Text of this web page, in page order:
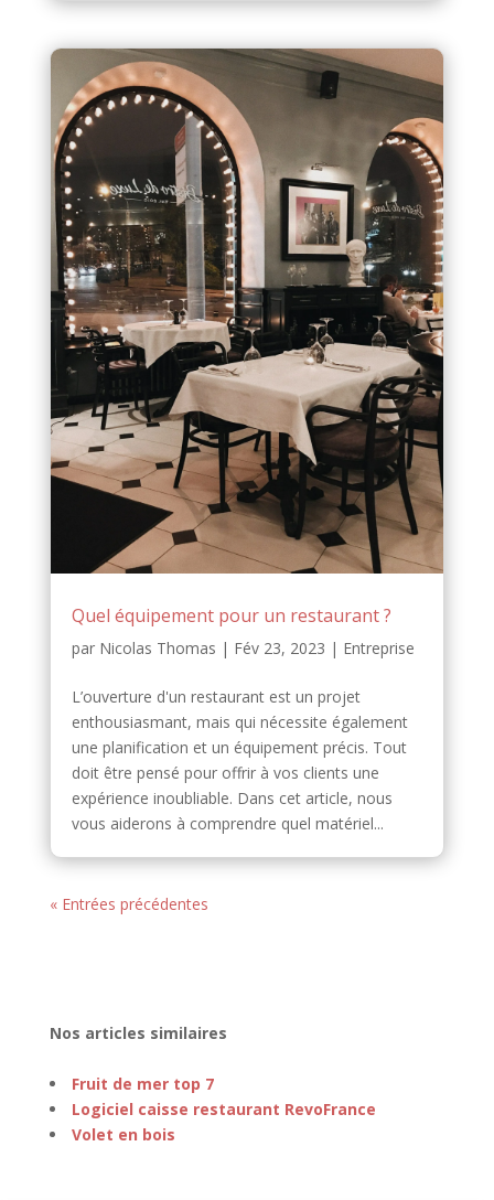
Quel équipement pour un restaurant ?
par Nicolas Thomas | Fév 23, 2023 | Entreprise
L’ouverture d'un restaurant est un projet
enthousiasmant, mais qui nécessite également
une planification et un équipement précis. Tout
doit être pensé pour offrir à vos clients une
expérience inoubliable. Dans cet article, nous
vous aiderons à comprendre quel matériel...
« Entrées précédentes
Nos articles similaires
Fruit de mer top 7
Logiciel caisse restaurant RevoFrance
Volet en bois